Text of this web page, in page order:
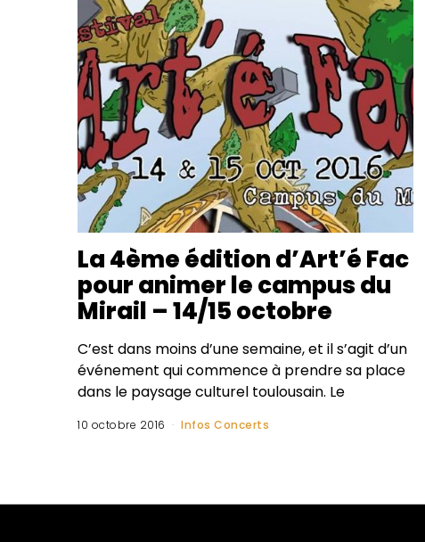
La 4ème édition d’Art’é Fac
pour animer le campus du
Mirail – 14/15 octobre
C’est dans moins d’une semaine, et il s’agit d’un
événement qui commence à prendre sa place
dans le paysage culturel toulousain. Le
10 octobre 2016 Infos Concerts